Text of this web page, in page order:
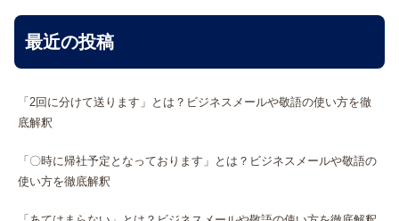
最近の投稿
「2回に分けて送ります」とは？ビジネスメールや敬語の使い方を徹
底解釈
「〇時に帰社予定となっております」とは？ビジネスメールや敬語の
使い方を徹底解釈